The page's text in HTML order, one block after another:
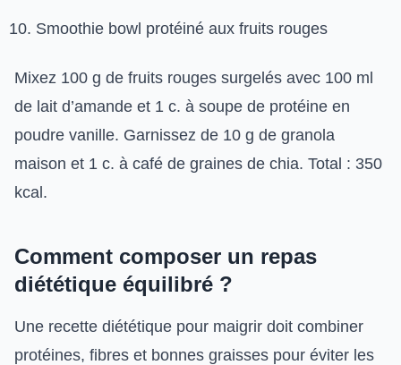
Smoothie bowl protéiné aux fruits rouges
Mixez 100 g de fruits rouges surgelés avec 100 ml
de lait d’amande et 1 c. à soupe de protéine en
poudre vanille. Garnissez de 10 g de granola
maison et 1 c. à café de graines de chia. Total : 350
kcal.
Comment composer un repas
diététique équilibré ?
Une recette diététique pour maigrir doit combiner
protéines, fibres et bonnes graisses pour éviter les